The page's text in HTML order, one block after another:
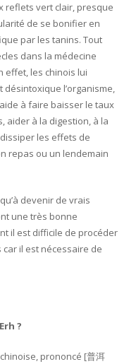
reflets vert clair, presque
de se bonifier en
par les tanins. Tout
dans la médecine
effet, les chinois lui
l’organisme,
à faire baisser le taux
aider à la digestion, à la
les effets de
repas ou un lendemain
devenir de vrais
une très bonne
il est difficile de procéder
il est nécessaire de
?
prononcé [普洱